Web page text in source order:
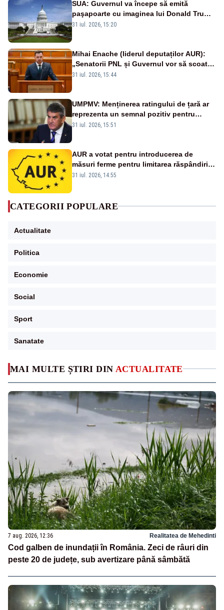
MAI MULTE ȘTIRI DIN ACTUALITATE
7 aug. 2026, 12:36 Realitatea de Mehedinti
Cod galben de inundații în România. Zeci de râuri din
peste 20 de județe, sub avertizare până sâmbătă
SUA: Guvernul va începe să emită
paşapoarte cu imaginea lui Donald Trump
începând cu 8 august
31 iul. 2026, 15:20
Mihai Enache (liderul deputaților AUR):
„Senatorii PNL și Guvernul vor să scoată
la vânzare bunuri publice pentru a stinge
31 iul. 2026, 15:44
UMPMV: Menținerea ratingului de țară ar
reprezenta un semnal pozitiv pentru
România. Autoritățile trebuie să continue
31 iul. 2026, 15:51
AUR a votat pentru introducerea de
măsuri ferme pentru limitarea răspândirii
virusului pestei porcine africane
31 iul. 2026, 14:55
CATEGORII POPULARE
Actualitate
Politica
Economie
Social
Sport
Sanatate